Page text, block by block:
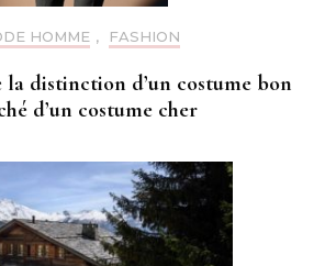
HOMME , FASHION
distinction d’un costume bon
d’un costume cher